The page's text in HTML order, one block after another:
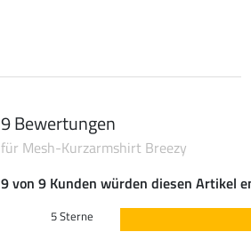
9 Bewertungen
für Mesh-Kurzarmshirt Breezy
9 von 9 Kunden würden diesen Artikel
5 Sterne